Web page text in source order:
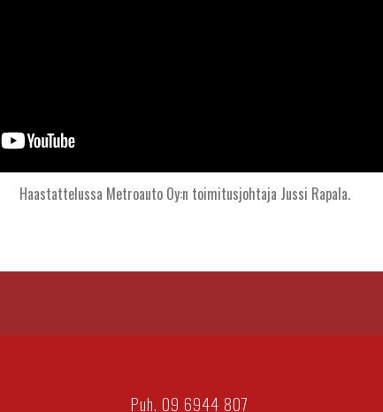
Haastattelussa Metroauto Oy:n toimitusjohtaja Jussi Rapala.
Puh. 09 6944 807